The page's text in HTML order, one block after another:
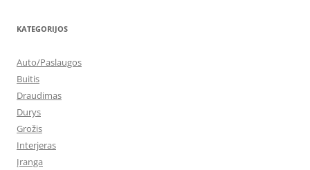
KATEGORIJOS
Auto/Paslaugos
Buitis
Draudimas
Durys
Grožis
Interjeras
Įranga